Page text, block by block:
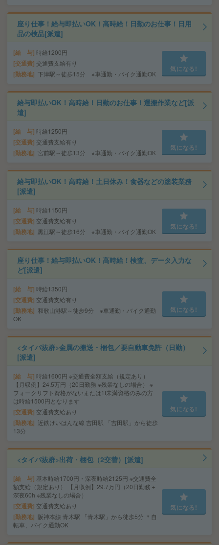
座り仕事！給与即払いOK！高時給！日勤のお仕事！日用
品の検品[派遣]
給 与 時給1200円
交通費 交通費支給有り
勤務地 下津駅～徒歩15分 ※車通勤・バイク通勤OK
気になる!
給与即払いOK！高時給！日勤のお仕事！運搬作業など[派
遣]
給 与 時給1250円
交通費 交通費支給有り
勤務地 宮前駅～徒歩13分 ※車通勤・バイク通勤OK
気になる!
給与即払いOK！高時給！土日休み！食器などの塗装業務
[派遣]
給 与 時給1150円
交通費 交通費支給有り
勤務地 黒江駅～徒歩16分 ※車通勤・バイク通勤OK
気になる!
座り仕事！給与即払いOK！高時給！検査、データ入力な
ど[派遣]
給 与 時給1350円
交通費 交通費支給有り
勤務地 和歌山港駅～徒歩9分 ※車通勤・バイク通勤
OK
気になる!
<タイパ抜群>金属の搬送・梱包／要自動車免許（日勤）
[派遣]
給 与 時給1600円 ※交通費全額支給（規定あり）
【月収例】24.5万円（20日勤務 ※残業なしの場合） ※
フォークリフト資格がないまたは1t未満資格のみの方
は時給1500円となります
交通費 交通費支給あり
勤務地
近鉄けいはんな線 吉田駅 「吉田駅」から徒歩
13分
気になる!
<タイパ抜群>出荷・梱包（2交替）[派遣]
給 与 基本時給1700円・深夜時給2125円 ※交通費全
額支給（規定あり） 【月収例】29.7万円（20日勤務＋
深夜60h ※残業なしの場合）
交通費 交通費支給あり
勤務地
阪神本線 青木駅 「青木駅」から徒歩5分 ＊自
転車、バイク通勤OK
気になる!